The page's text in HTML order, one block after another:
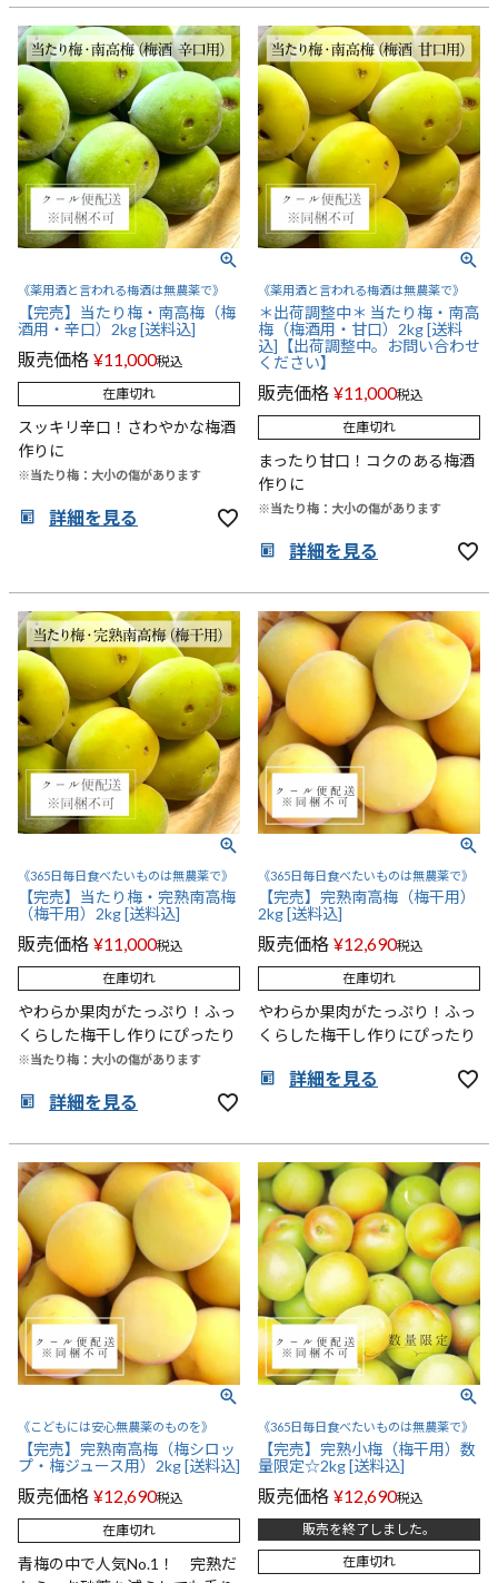
《薬用酒と言われる梅酒は無農薬で》
【完売】当たり梅・南高梅（梅
酒用・辛口）2kg [送料込]
販売価格 ¥11,000税込
在庫切れ
スッキリ辛口！さわやかな梅酒
作りに
※当たり梅：大小の傷があります
詳細を見る
《薬用酒と言われる梅酒は無農薬で》
＊出荷調整中＊ 当たり梅・南高
梅（梅酒用・甘口）2kg [送料
込]【出荷調整中。お問い合わせ
ください】
販売価格 ¥11,000税込
在庫切れ
まったり甘口！コクのある梅酒
作りに
※当たり梅：大小の傷があります
詳細を見る
《365日毎日食べたいものは無農薬で》
【完売】当たり梅・完熟南高梅
（梅干用）2kg [送料込]
販売価格 ¥11,000税込
在庫切れ
やわらか果肉がたっぷり！ふっ
くらした梅干し作りにぴったり
※当たり梅：大小の傷があります
詳細を見る
《365日毎日食べたいものは無農薬で》
【完売】完熟南高梅（梅干用）
2kg [送料込]
販売価格 ¥12,690税込
在庫切れ
やわらか果肉がたっぷり！ふっ
くらした梅干し作りにぴったり
詳細を見る
《こどもには安心無農薬のものを》
【完売】完熟南高梅（梅シロッ
プ・梅ジュース用）2kg [送料込]
販売価格 ¥12,690税込
在庫切れ
青梅の中で人気No.1！ 完熟だ
《365日毎日食べたいものは無農薬で》
【完売】完熟小梅（梅干用）数
量限定☆2kg [送料込]
販売価格 ¥12,690税込
販売を終了しました。
在庫切れ